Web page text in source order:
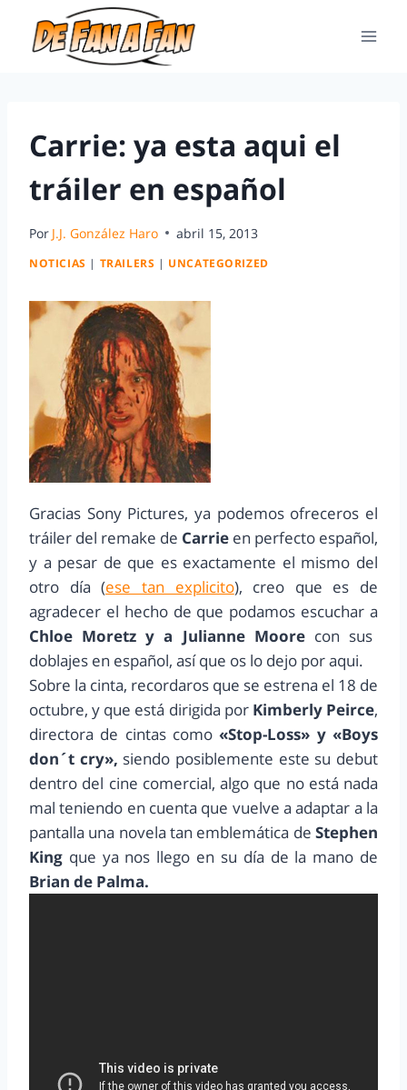
Carrie: ya esta aqui el
tráiler en español
Por J.J. González Haro abril 15, 2013
NOTICIAS | TRAILERS | UNCATEGORIZED
Gracias Sony Pictures, ya podemos ofreceros el
tráiler del remake de Carrie en perfecto español,
y a pesar de que es exactamente el mismo del
otro día (ese tan explicito), creo que es de
agradecer el hecho de que podamos escuchar a
Chloe Moretz y a Julianne Moore con sus
doblajes en español, así que os lo dejo por aqui.
Sobre la cinta, recordaros que se estrena el 18 de
octubre, y que está dirigida por Kimberly Peirce,
directora de cintas como«Stop-Loss» y «Boys
don´t cry», siendo posiblemente este su debut
dentro del cine comercial, algo que no está nada
mal teniendo en cuenta que vuelve a adaptar a la
pantalla una novela tan emblemática de Stephen
King que ya nos llego en su día de la mano de
Brian de Palma.